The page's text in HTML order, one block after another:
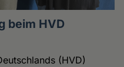
beim HVD
(HVD)